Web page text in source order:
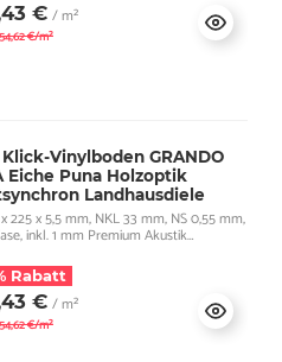
€ / m²
54,62 €/m²
Vinylboden GRANDO
Eiche Puna Holzoptik
Landhausdiele
225 x 5,5 mm, NKL 33 mm, NS 0,55 mm,
inkl. 1 mm Premium Akustik
Rabatt
€ / m²
54,62 €/m²